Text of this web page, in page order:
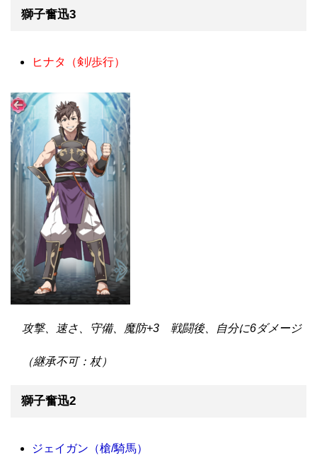
獅子奮迅3
ヒナタ（剣/歩行）
攻撃、速さ、守備、魔防+3 戦闘後、自分に6ダメージ
（継承不可：杖）
獅子奮迅2
ジェイガン（槍/騎馬）